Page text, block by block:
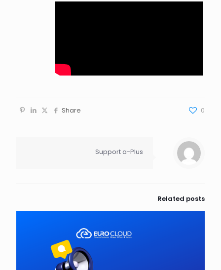
Share 0
Support a-Plus
Related posts